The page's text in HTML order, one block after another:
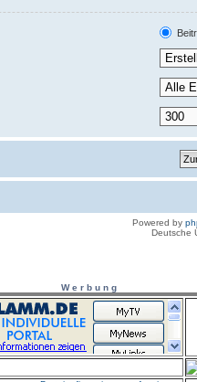
Powered by
Deutsche
W e r b u n g